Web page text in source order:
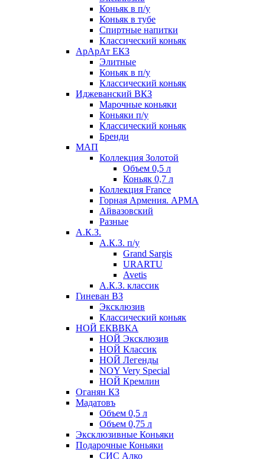
Коньяк в п/у
Коньяк в тубе
Спиртные напитки
Классический коньяк
АрАрАт ЕКЗ
Элитные
Коньяк в п/у
Классический коньяк
Иджеванский ВКЗ
Марочные коньяки
Коньяки п/у
Классический коньяк
Бренди
МАП
Коллекция Золотой
Объем 0,5 л
Коньяк 0,7 л
Коллекция France
Горная Армения. АРМА
Айвазовский
Разные
А.К.З.
А.К.З. п/у
Grand Sargis
URARTU
Avetis
А.К.З. классик
Гиневан ВЗ
Эксклюзив
Классический коньяк
НОЙ ЕКВВКА
НОЙ Эксклюзив
НОЙ Классик
НОЙ Легенды
NOY Very Speсial
НОЙ Кремлин
Оганян КЗ
Мадатовъ
Объем 0,5 л
Объем 0,75 л
Эксклюзивные Коньяки
Подарочные Коньяки
СИС Алко